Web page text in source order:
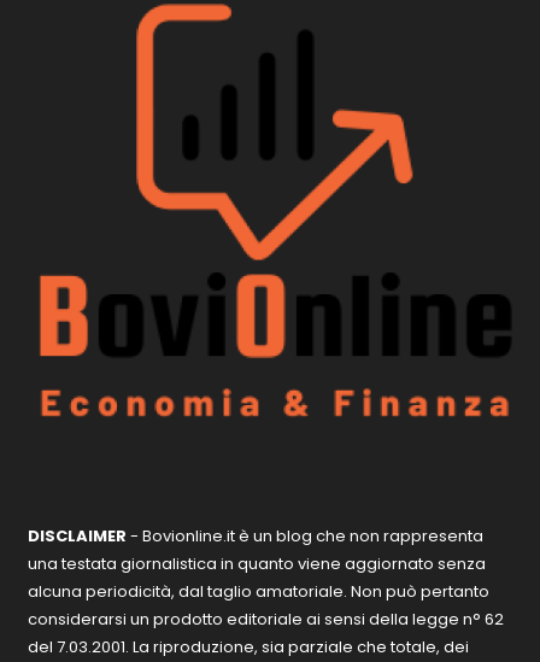
DISCLAIMER - Bovionline.it è un blog che non rappresenta
una testata giornalistica in quanto viene aggiornato senza
alcuna periodicità, dal taglio amatoriale. Non può pertanto
considerarsi un prodotto editoriale ai sensi della legge n° 62
del 7.03.2001. La riproduzione, sia parziale che totale, dei